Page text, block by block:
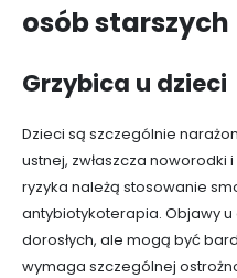
osób starszych
Grzybica u dzieci
Dzieci są szczególnie
ustnej, zwłaszcza noworodki
ryzyka należą stosowanie
antybiotykoterapia. Objawy
dorosłych, ale mogą być
wymaga szczególnej